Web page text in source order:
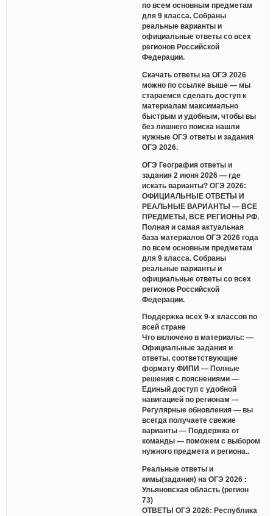
по всем основным предметам
для 9 класса. Собраны
реальные варианты и
официальные ответы со всех
регионов Российской
Федерации.
Скачать ответы на ОГЭ 2026
можно по ссылке выше — мы
стараемся сделать доступ к
материалам максимально
быстрым и удобным, чтобы вы
без лишнего поиска нашли
нужные ОГЭ ответы и задания
ОГЭ 2026.
ОГЭ География ответы и
задания 2 июня 2026 — где
искать варианты? ОГЭ 2026:
ОФИЦИАЛЬНЫЕ ОТВЕТЫ И
РЕАЛЬНЫЕ ВАРИАНТЫ — ВСЕ
ПРЕДМЕТЫ, ВСЕ РЕГИОНЫ РФ.
Полная и самая актуальная
база материалов ОГЭ 2026 года
по всем основным предметам
для 9 класса. Собраны
реальные варианты и
официальные ответы со всех
регионов Российской
Федерации.
Поддержка всех 9-х классов по
всей стране
Что включено в материалы: —
Официальные задания и
ответы, соответствующие
формату ФИПИ — Полные
решения с пояснениями —
Единый доступ с удобной
навигацией по регионам —
Регулярные обновления — вы
всегда получаете свежие
варианты — Поддержка от
команды — поможем с выбором
нужного предмета и региона..
Реальные ответы и
кимы(задания) на ОГЭ 2026 :
Ульяновская область (регион
73)
ОТВЕТЫ ОГЭ 2026: Республика